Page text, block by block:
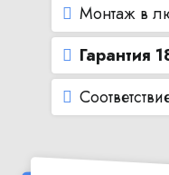
Монтаж в
Гарантия